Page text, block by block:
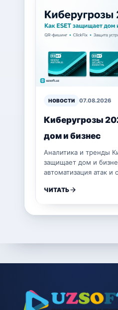
НОВОСТИ 07.08.2026
Киберугрозы
дом и бизнес
Аналитика и тренды
защищает дом и
автоматизация атак и
ЧИТАТЬ